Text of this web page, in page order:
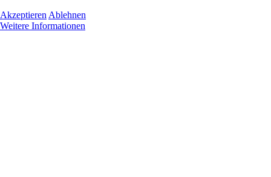
Akzeptieren Ablehnen
Weitere Informationen